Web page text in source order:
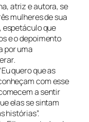
atriz e autora, se
mulheres de sua
espetáculo que
e o depoimento
por uma
quero que as
com esse
a sentir
elas se sintam
histórias”.